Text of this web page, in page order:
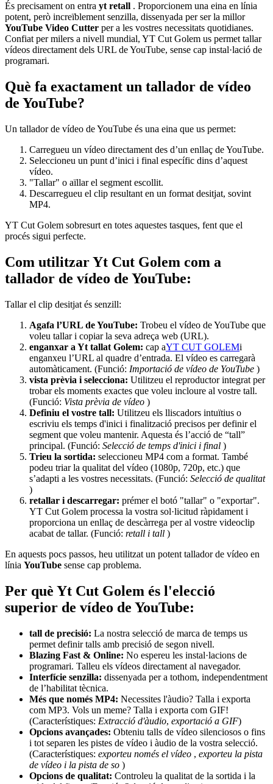
És precisament on entra yt retall . Proporcionem una eina en línia
potent, però increïblement senzilla, dissenyada per ser la millor
YouTube Video Cutter per a les vostres necessitats quotidianes.
Confiat per milers a nivell mundial, YT Cut Golem us permet tallar
vídeos directament dels URL de YouTube, sense cap instal·lació de
programari.
Què fa exactament un tallador de vídeo
de YouTube?
Un tallador de vídeo de YouTube és una eina que us permet:
Carregueu un vídeo directament des d’un enllaç de YouTube.
Seleccioneu un punt d’inici i final específic dins d’aquest
vídeo.
"Tallar" o aïllar el segment escollit.
Descarregueu el clip resultant en un format desitjat, sovint
MP4.
YT Cut Golem sobresurt en totes aquestes tasques, fent que el
procés sigui perfecte.
Com utilitzar Yt Cut Golem com a
tallador de vídeo de YouTube:
Tallar el clip desitjat és senzill:
Agafa l’URL de YouTube: Trobeu el vídeo de YouTube que
voleu tallar i copiar la seva adreça web (URL).
enganxar a Yt tallat Golem: cap aYT CUT GOLEMi
enganxeu l’URL al quadre d’entrada. El vídeo es carregarà
automàticament. (Funció: Importació de vídeo de YouTube )
vista prèvia i selecciona: Utilitzeu el reproductor integrat per
trobar els moments exactes que voleu incloure al vostre tall.
(Funció: Vista prèvia de vídeo )
Definiu el vostre tall: Utilitzeu els lliscadors intuïtius o
escriviu els temps d'inici i finalització precisos per definir el
segment que voleu mantenir. Aquesta és l’acció de “tall”
principal. (Funció: Selecció de temps d'inici i final )
Trieu la sortida: seleccioneu MP4 com a format. També
podeu triar la qualitat del vídeo (1080p, 720p, etc.) que
s’adapti a les vostres necessitats. (Funció: Selecció de qualitat
)
retallar i descarregar: prémer el botó "tallar" o "exportar".
YT Cut Golem processa la vostra sol·licitud ràpidament i
proporciona un enllaç de descàrrega per al vostre videoclip
acabat de tallar. (Funció: retall i tall )
En aquests pocs passos, heu utilitzat un potent tallador de vídeo en
línia YouTube sense cap problema.
Per què Yt Cut Golem és l'elecció
superior de vídeo de YouTube:
tall de precisió: La nostra selecció de marca de temps us
permet definir talls amb precisió de segon nivell.
Blazing Fast & Online: No espereu les instal·lacions de
programari. Talleu els vídeos directament al navegador.
Interfície senzilla: dissenyada per a tothom, independentment
de l’habilitat tècnica.
Més que només MP4: Necessites l'àudio? Talla i exporta
com MP3. Vols un meme? Talla i exporta com GIF!
(Característiques: Extracció d'àudio, exportació a GIF)
Opcions avançades: Obteniu talls de vídeo silenciosos o fins
i tot separen les pistes de vídeo i àudio de la vostra selecció.
(Característiques: exporteu només el vídeo , exporteu la pista
de vídeo i la pista de so )
Opcions de qualitat: Controleu la qualitat de la sortida i la